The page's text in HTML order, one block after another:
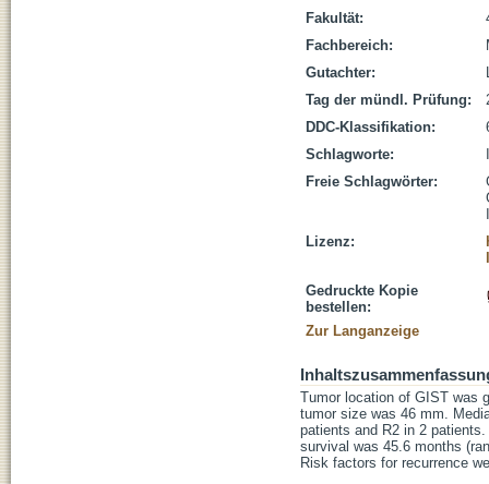
Fakultät:
Fachbereich:
Gutachter:
Tag der mündl. Prüfung:
DDC-Klassifikation:
Schlagworte:
Freie Schlagwörter:
Lizenz:
Gedruckte Kopie
bestellen:
Zur Langanzeige
Tumor location of GIST was
tumor size was 46 mm.
patients and R2 in 2
survival was 45.6 months
Risk factors for recurrence